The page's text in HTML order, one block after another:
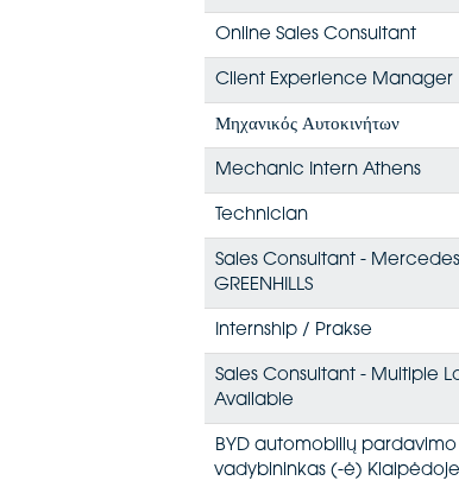
Online Sales Consultant
Client Experience Manager
Μηχανικός Αυτοκινήτων
Mechanic Intern Athens
Technician
Sales Consultant -
GREENHILLS
Internship / Prakse
Sales Consultant - Multiple
Available
BYD automobilių pardavimo
vadybininkas (-ė) Klaipėdoje